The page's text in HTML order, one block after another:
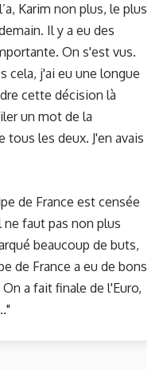
Karim non plus, le plus
Il y a eu des
On s'est vus.
cela, j'ai eu une longue
cette décision là
un mot de la
tous les deux. J'en avais
de France est censée
faut pas non plus
beaucoup de buts,
de France a eu de bons
a fait finale de l'Euro,